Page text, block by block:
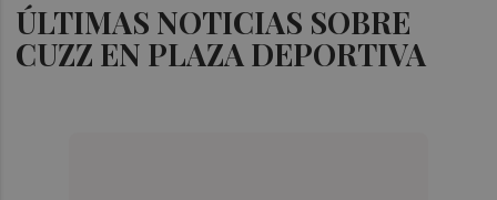
ÚLTIMAS NOTICIAS SOBRE
CUZZ EN PLAZA DEPORTIVA